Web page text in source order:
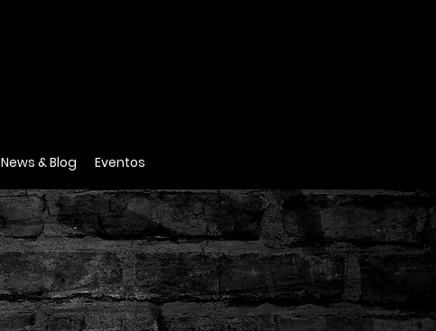
News & Blog Eventos